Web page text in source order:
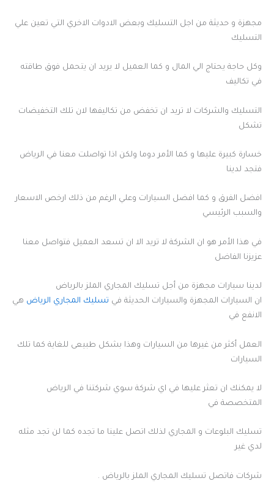
مجهزة و حديثة من اجل التسليك وبعض الادوات الاخري التي تعين علي
التسليك
وكل حاجة يحتاج الي المال و كما العميل لا يريد ان يتحمل فوق طاقته
في تكاليف
التسليك والشركات لا تريد ان تخفض من تكاليفها لان تلك التخفيضات
تشكل
خسارة كبيرة عليها و كما الأمر دوما ولكن اذا تواصلت معنا في الرياض
فتجد لدينا
افضل الفرق و كما افضل السيارات وعلي الرغم من ذلك ارخص الاسعار
والسبب الرئيسي
في هذا الأمر هو ان الشركة لا تريد الا ان تسعد العميل فتواصل معنا
عزيزنا الفاضل
لدينا سيارات مجهزة من أجل تسليك المجاري الملز بالرياض
ان السيارات المجهزة والسيارات الحديثة في تسليك المجاري الرياض هي
الانفع في
العمل أكثر من غيرها من السيارات وهذا بشكل طبيعى للغاية كما تلك
السيارات
لا يمكنك ان تعثر عليها في اي شركة سوي شركتنا في الرياض
المتخصصة في
تسليك البلوعات و المجاري لذلك اتصل علينا ما تجده كما لن تجد مثله
لدي غير
شركات فاتصل تسليك المجاري الملز بالرياض .